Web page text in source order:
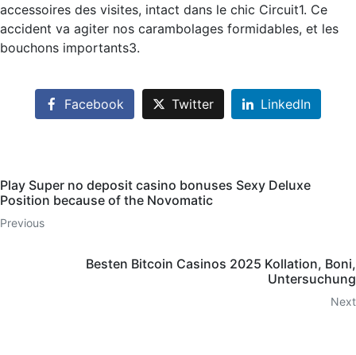
accessoires des visites, intact dans le chic Circuit1. Ce
accident va agiter nos carambolages formidables, et les
bouchons importants3.
Facebook Twitter LinkedIn
Play Super no deposit casino bonuses Sexy Deluxe
Position because of the Novomatic
Previous
Besten Bitcoin Casinos 2025 Kollation, Boni,
Untersuchung
Next